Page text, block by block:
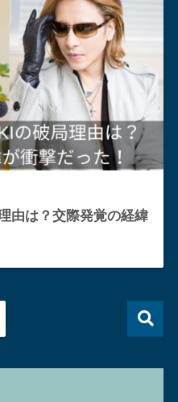
由は？交際発覚の経緯